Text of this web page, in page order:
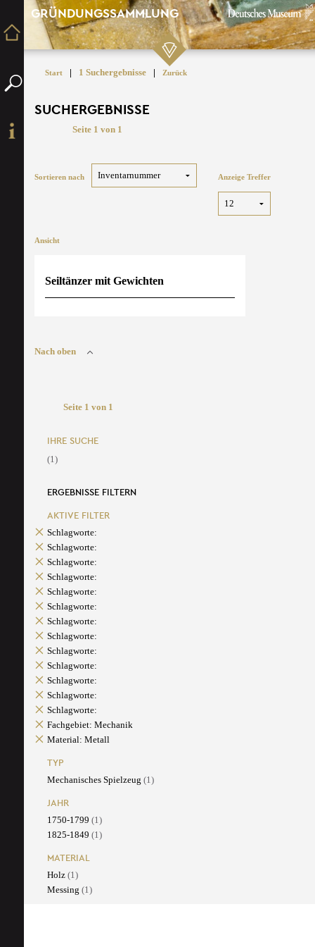
GRÜNDUNGSSAMMLUNG
Start | 1 Suchergebnisse | Zurück
SUCHERGEBNISSE
Seite 1 von 1
Sortieren nach Anzeige Treffer
Ansicht
Seiltänzer mit Gewichten
Nach oben
Seite 1 von 1
IHRE SUCHE
(1)
ERGEBNISSE FILTERN
AKTIVE FILTER
Schlagworte:
Schlagworte:
Schlagworte:
Schlagworte:
Schlagworte:
Schlagworte:
Schlagworte:
Schlagworte:
Schlagworte:
Schlagworte:
Schlagworte:
Schlagworte:
Schlagworte:
Fachgebiet: Mechanik
Material: Metall
TYP
Mechanisches Spielzeug (1)
JAHR
1750-1799 (1)
1825-1849 (1)
MATERIAL
Holz (1)
Messing (1)